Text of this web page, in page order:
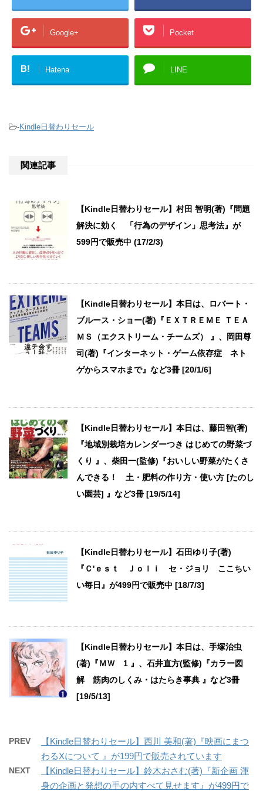
Google+ Pocket
B! Hatena LINE
-Kindle日替わりセール
関連記事
【Kindle日替わりセール】村田 智明(著)『問題
解決に効く 「行為のデザイン」思考法』が
599円で販売中 (17/2/3)
【Kindle日替わりセール】本日は、ロバート・
ブルース・ショー(著)『ＥＸＴＲＥＭＥ ＴＥＡ
ＭＳ（エクストリーム・チームズ） 』、岡田尊
司(著)『インターネット・ゲーム依存症 ネト
ゲからスマホまで』など3冊 [20/1/6]
【Kindle日替わりセール】本日は、藤田智(著)
『地域別栽培カレンダーつき はじめての野菜づ
くり 』、柴田一(監修)『おいしい野菜がたくさ
んできる！ 土・肥料の作り方・使い方 [たのし
い園芸] 』など3冊 [19/5/14]
【Kindle日替わりセール】石田ゆり子(著)
『Ｃ'ｅｓｔ Ｊｏｌｉ セ・ジョリ ここちい
い毎日』が499円で販売中 [18/7/3]
【Kindle日替わりセール】本日は、手塚治虫
(著)『ＭＷ 1 』、石井直方(監修)『カラー図
解 筋肉のしくみ・はたらき事典 』など3冊
[19/5/13]
PREV
【Kindle日替わりセール】西川 美和(著)『映画にまつ
わるXについて 』が199円で販売されています
NEXT
【Kindle日替わりセール】鈴木おさむ(著)『新企画 渾
身の企画と発想の手の内すべて見せます』が499円で